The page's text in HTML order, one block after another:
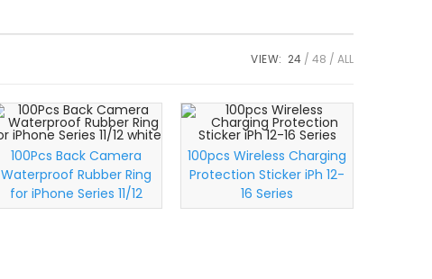
VIEW: 24 48 ALL
100Pcs Back Camera
Waterproof Rubber Ring
for iPhone Series 11/12
white
100pcs Wireless Charging
Protection Sticker iPh 12-
16 Series